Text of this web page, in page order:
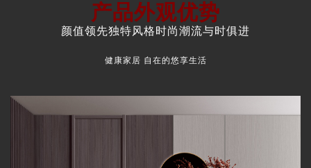
产品外观优势
颜值领先独特风格时尚潮流与时俱进
健康家居 自在的悠享生活